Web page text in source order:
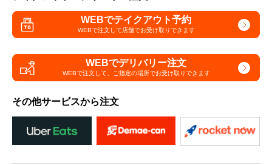
WEBでテイクアウト予約
WEBで注文して店舗でお受け取りできます
WEBでデリバリー注文
WEBで注文して、 ご指定の場所でお受け取りできます
その他サービスから注文